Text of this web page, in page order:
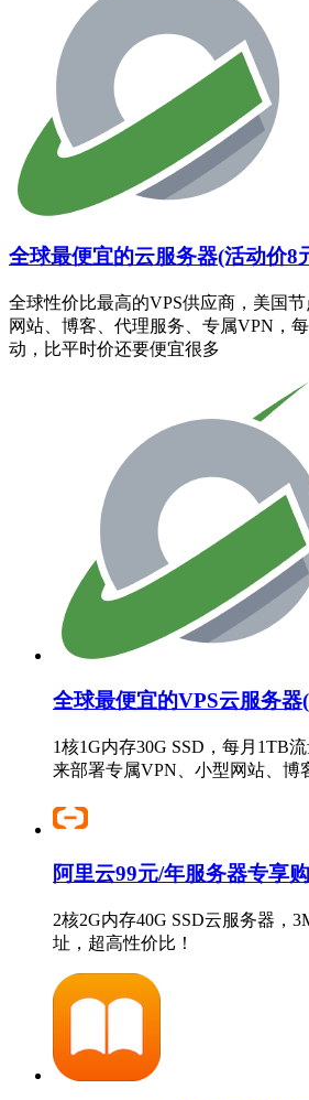
全球最便宜的云服务器(活动价8
全球性价比最高的VPS供应商，美国
网站、博客、代理服务、专属VPN，
动，比平时价还要便宜很多
全球最便宜的VPS云服务器
1核1G内存30G SSD，每月1TB
来部署专属VPN、小型网站、博
阿里云99元/年服务器专享
2核2G内存40G SSD云服务器，
址，超高性价比！